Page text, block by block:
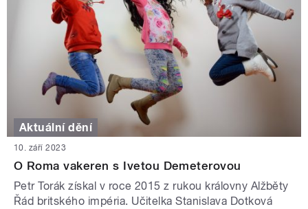
Aktuální dění
10. září 2023
O Roma vakeren s Ivetou Demeterovou
Petr Torák získal v roce 2015 z rukou královny Alžběty
Řád britského impéria. Učitelka Stanislava Dotková